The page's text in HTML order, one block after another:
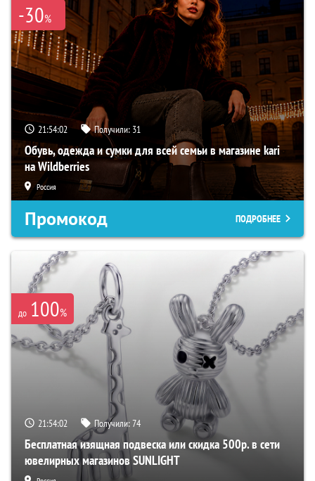
-30%
21:54:01 Получили: 31
Обувь, одежда и сумки для всей семьи в магазине kari
на Wildberries
Россия
Промокод ПОДРОБНЕЕ
до 100%
21:54:01 Получили:74
Бесплатная изящная подвеска или скидка 500р. в сети
ювелирных магазинов SUNLIGHT